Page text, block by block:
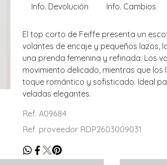
Info. Devolución Info. Cambios
El top corto de Feiffe presenta un
volantes de encaje y pequeños lazos,
una prenda femenina y refinada. Los
movimiento delicado, mientras que los
toque romántico y sofisticado. Ideal
veladas elegantes.
Ref. A09684
Ref. proveedor RDP2603009031